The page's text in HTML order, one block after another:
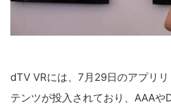
dTV VRには、7月29日のアプリ
テンツが投入されており、AAA